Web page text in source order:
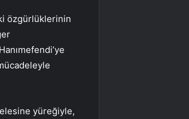
özgürlüklerinin
yüreğiyle,